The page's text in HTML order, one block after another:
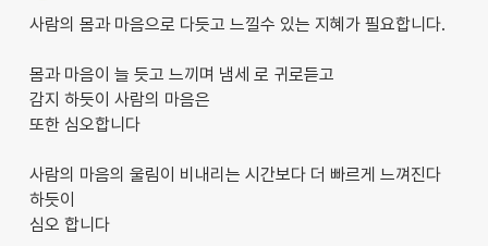
사람의 몸과 마음으로 다듯고 느낄수 있는 지혜가 필요합니다.
몸과 마음이 늘 듯고 느끼며 냄세 로 귀로듣고
감지 하듯이 사람의 마음은
또한 심오합니다
사람의 마음의 울림이 비내리는 시간보다 더 빠르게 느껴진다
하듯이
심오 합니다